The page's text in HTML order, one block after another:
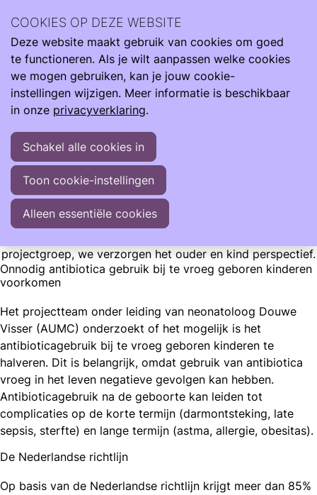
Zoeken
belangrijke rol in de zorg. Ons perspectief zorg voor
impact.
Onderzoek & Zorg Care4Neo betrokken bij preSAFE studie
Care4Neo betrokken bij preSAFE studie
Afgelopen winter hebben we online een survey uitgezet
voor de bereidheid tot deelname aan de preSAFE studie.
De preSAFE studie onderzoekt of het antibioticagebruik
na de geboorte bij te vroeg geboren geboren kinderen op
een veilige manier vermindert kan worden. We zijn heel blij
om te kunnen melden dat deze studie een subsidie heeft
projectgroep, we verzorgen het ouder en kind perspectief.
Onnodig antibiotica gebruik bij te vroeg geboren kinderen
voorkomen
Het projectteam onder leiding van neonatoloog Douwe
Visser (AUMC) onderzoekt of het mogelijk is het
antibioticagebruik bij te vroeg geboren kinderen te
halveren. Dit is belangrijk, omdat gebruik van antibiotica
vroeg in het leven negatieve gevolgen kan hebben.
Antibioticagebruik na de geboorte kan leiden tot
complicaties op de korte termijn (darmontsteking, late
sepsis, sterfte) en lange termijn (astma, allergie, obesitas).
De Nederlandse richtlijn
Op basis van de Nederlandse richtlijn krijgt meer dan 85%
COOKIES OP DEZE WEBSITE
Deze website maakt gebruik van cookies om goed
te functioneren. Als je wilt aanpassen welke cookies
we mogen gebruiken, kan je jouw cookie-
instellingen wijzigen. Meer informatie is beschikbaar
in onze privacyverklaring.
Schakel alle cookies in
Toon cookie-instellingen
Alleen essentiële cookies